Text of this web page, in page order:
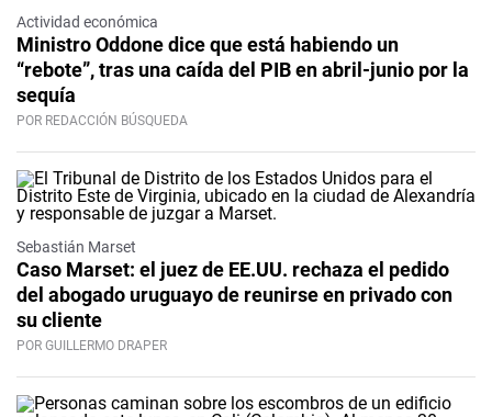
Actividad económica
Ministro Oddone dice que está habiendo un
“rebote”, tras una caída del PIB en abril-junio por la
sequía
POR REDACCIÓN BÚSQUEDA
Sebastián Marset
Caso Marset: el juez de EE.UU. rechaza el pedido
del abogado uruguayo de reunirse en privado con
su cliente
POR GUILLERMO DRAPER